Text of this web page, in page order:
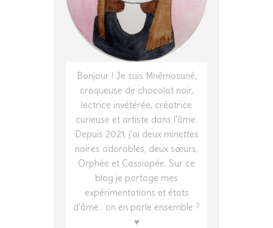
Bonjour ! Je suis Mnêmosunê,
croqueuse de chocolat noir,
lectrice invétérée, créatrice
curieuse et artiste dans l'âme.
Depuis 2021, j'ai deux minettes
noires adorables, deux sœurs,
Orphée et Cassiopée. Sur ce
blog je partage mes
expérimentations et états
d'âme : on en parle ensemble ?
♥